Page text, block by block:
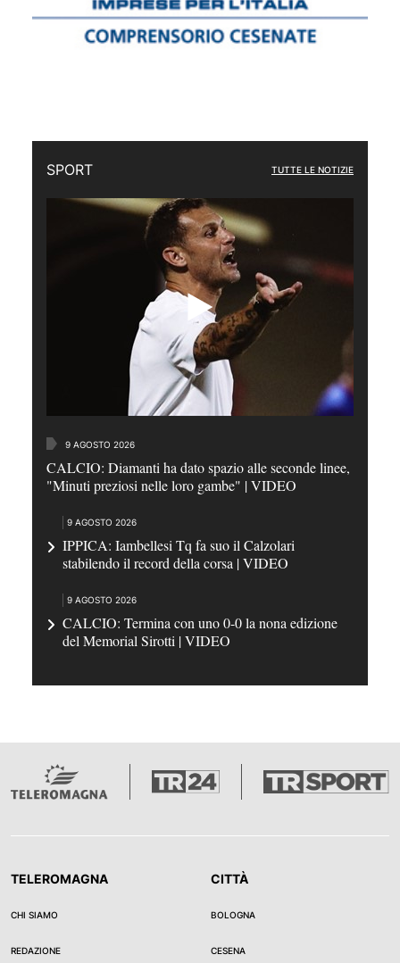
SPORT TUTTE LE NOTIZIE
9 AGOSTO 2026
CALCIO: Diamanti ha dato spazio alle seconde linee,
"Minuti preziosi nelle loro gambe" | VIDEO
9 AGOSTO 2026
IPPICA: Iambellesi Tq fa suo il Calzolari
stabilendo il record della corsa | VIDEO
9 AGOSTO 2026
CALCIO: Termina con uno 0-0 la nona edizione
del Memorial Sirotti | VIDEO
TELEROMAGNA
CHI SIAMO
REDAZIONE
CITTÀ
BOLOGNA
CESENA